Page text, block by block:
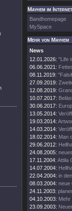
Mayhem im Internet
Bandhomepage
MySpace
Mehr von Mayhem
News
12.01.2026: "Life
06.06.2021:
08.11.2019:
27.09.2019:
12.08.2019:
10.07.2017:
30.06.2017:
13.05.2014:
19.03.2014:
14.03.2014:
18.02.2014: Man
29.06.2012:
24.08.2005:
17.11.2004: Attila
14.07.2004:
22.04.2004: in
08.03.2004: neue
24.11.2003:
04.10.2003: Mehr
23.09.2003: